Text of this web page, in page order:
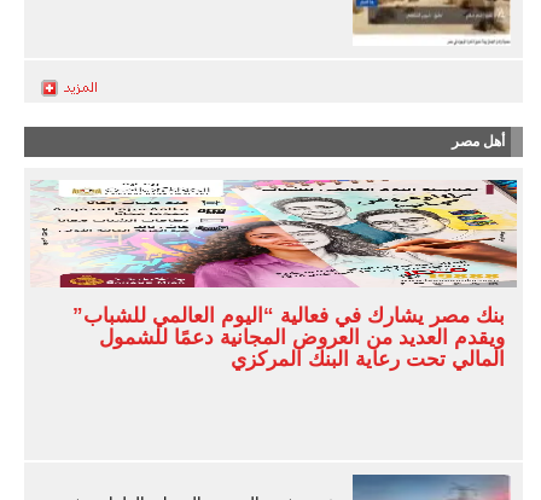
أهل مصر
بنك مصر يشارك في فعالية “اليوم العالمي للشباب”
ويقدم العديد من العروض المجانية دعمًا للشمول
المالي تحت رعاية البنك المركزي